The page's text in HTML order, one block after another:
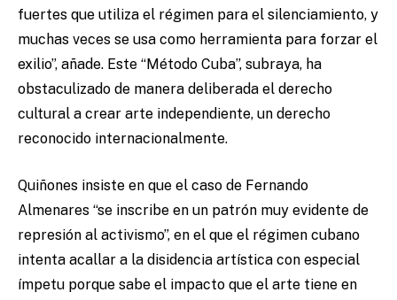
fuertes que utiliza el régimen para el silenciamiento, y
muchas veces se usa como herramienta para forzar el
exilio”, añade. Este “Método Cuba”, subraya, ha
obstaculizado de manera deliberada el derecho
cultural a crear arte independiente, un derecho
reconocido internacionalmente.
Quiñones insiste en que el caso de Fernando
Almenares “se inscribe en un patrón muy evidente de
represión al activismo”, en el que el régimen cubano
intenta acallar a la disidencia artística con especial
ímpetu porque sabe el impacto que el arte tiene en